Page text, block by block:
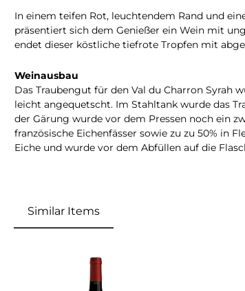
In einem teifen Rot, leuchtendem Rand und
präsentiert sich dem Genießer ein Wein mit
endet dieser köstliche tiefrote Tropfen mit
Weinausbau
Das Traubengut für den Val du Charron
leicht angequetscht. Im Stahltank wurde das
der Gärung wurde vor dem Pressen noch ein
französische Eichenfässer sowie zu zu 50% in
Eiche und wurde vor dem Abfüllen auf die
Similar Items